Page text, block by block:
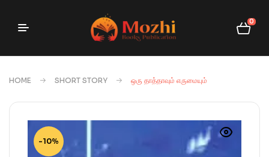
0
HOME SHORT STORY ஒரு தாத்தாவும் எருமையும்
-10%